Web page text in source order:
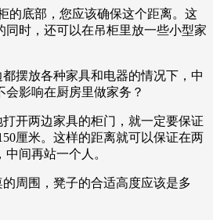
的底部，您应该确保这个距离。这
同时，还可以在吊柜里放一些小型家
摆放各种家具和电器的情况下，中
影响在厨房里做家务？
开两边家具的柜门，就一定要保证
厘米。这样的距离就可以保证在两
间再站一个人。
周围，凳子的合适高度应该是多